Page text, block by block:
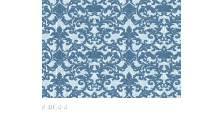
# 4004-4